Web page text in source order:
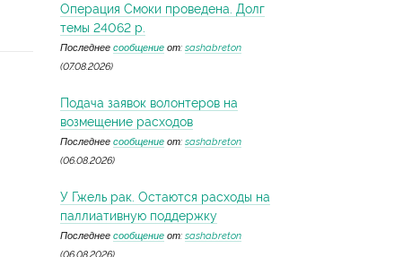
Операция Смоки проведена. Долг
темы 24062 р.
Последнее сообщение от: sashabreton
(07.08.2026)
Подача заявок волонтеров на
возмещение расходов
Последнее сообщение от: sashabreton
(06.08.2026)
У Гжель рак. Остаются расходы на
паллиативную поддержку
Последнее сообщение от: sashabreton
(06.08.2026)